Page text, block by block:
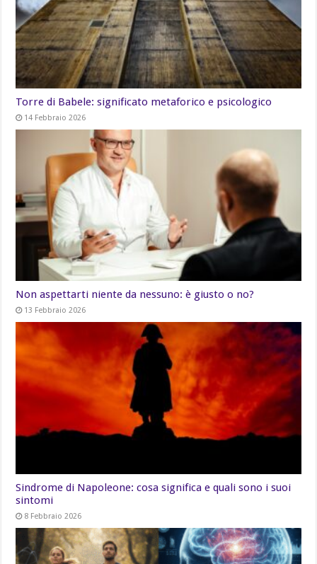
Torre di Babele: significato metaforico e psicologico
14 Febbraio 2026
Non aspettarti niente da nessuno: è giusto o no?
13 Febbraio 2026
Sindrome di Napoleone: cosa significa e quali sono i suoi
sintomi
8 Febbraio 2026